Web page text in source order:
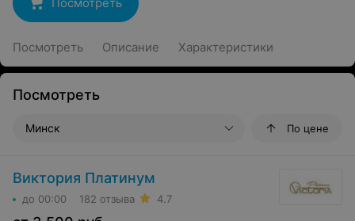
Посмотреть Описание Характеристики
Посмотреть
Минск По цене
Виктория Платинум
до 00:00 182 отзыва 4.7